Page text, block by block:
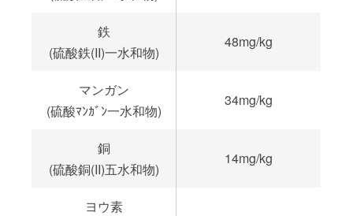
鉄
(硫酸鉄(II)一水和物)
48mg/kg
マンガン
(硫酸ﾏﾝｶﾞﾝ一水和物)
34mg/kg
銅
(硫酸銅(II)五水和物)
14mg/kg
ヨウ素